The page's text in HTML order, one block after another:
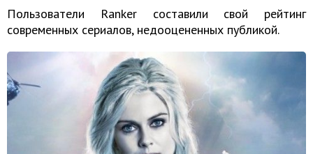
Пользователи Ranker составили свой рейтинг
современных сериалов, недооцененных публикой.